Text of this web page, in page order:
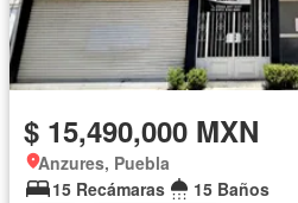
$ 15,490,000 MXN
Anzures, Puebla
15 Recámaras
15 Baños